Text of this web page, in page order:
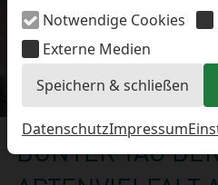
Notwendige Cookies
Externe Medien
Speichern & schließen
DatenschutzImpressum
Hausordnung
Arbeiten im Zoo
Ausbildung zur
Freiwilliges ökologisches
Mitarbeiter:in (w/m/d) auf
Patenschaften
Förderverein
Aktuelles
BUNTER TAG